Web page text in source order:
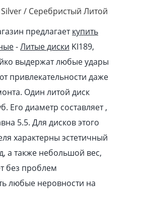
Silver / Серебристый Литой
предлагаеткупить
-Литые диски KI189,
выдержат любые удары
привлекательности даже
Один литой диск
. Его диаметр составляет ,
5.5. Для дисков этого
характерны эстетичный
а также небольшой вес,
без проблем
любые неровности на